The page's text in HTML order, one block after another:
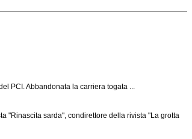
PCI. Abbandonata la carriera togata ...
"Rinascita sarda", condirettore della rivista "La grotta